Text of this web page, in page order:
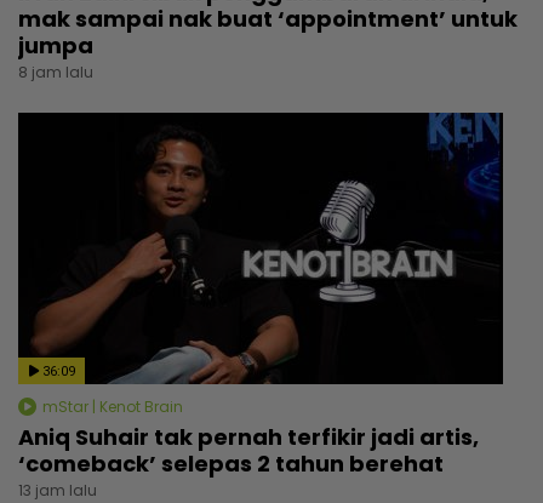
mak sampai nak buat ‘appointment’ untuk
jumpa
8 jam lalu
36:09
mStar | Kenot Brain
Aniq Suhair tak pernah terfikir jadi artis,
‘comeback’ selepas 2 tahun berehat
13 jam lalu